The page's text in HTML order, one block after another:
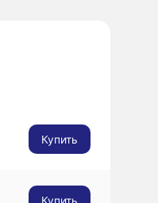
Купить
Купить